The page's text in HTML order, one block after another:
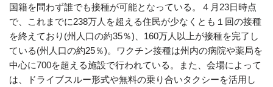
国籍を問わず誰でも接種が可能となっている。４月23日時点
で、これまでに238万人を超える住民が少なくとも１回の接種
を終えており(州人口の約35％)、160万人以上が接種を完了し
ている(州人口の約25％)。ワクチン接種は州内の病院や薬局を
中心に700を超える施設で行われている。また、会場によって
は、ドライブスルー形式や無料の乗り合いタクシーを活用し